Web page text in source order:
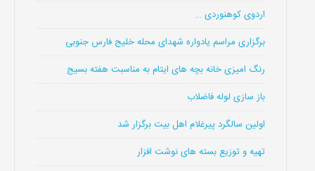
اردوی کوهنوردی …
برگزاری مراسم یادواره شهدای محله خلیج فارس جنوبی
رنگ امیزی خانه بچه های ایتام به مناسبت هفته بسیج
باز سازی لوله فاضلاب
اولین سالگرد پیرغلام اهل بیت برگزار شد
تهیه و توزیع بسته های نوشت افزار